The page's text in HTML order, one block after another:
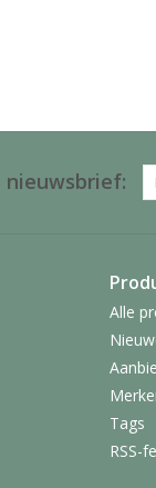
nieuwsbrief:
Alle
Tags
RSS-